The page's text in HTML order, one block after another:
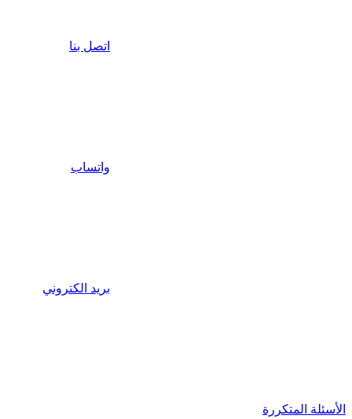
اتصل بنا
واتساب
بريد الكتروني
الأسئلة المتكررة